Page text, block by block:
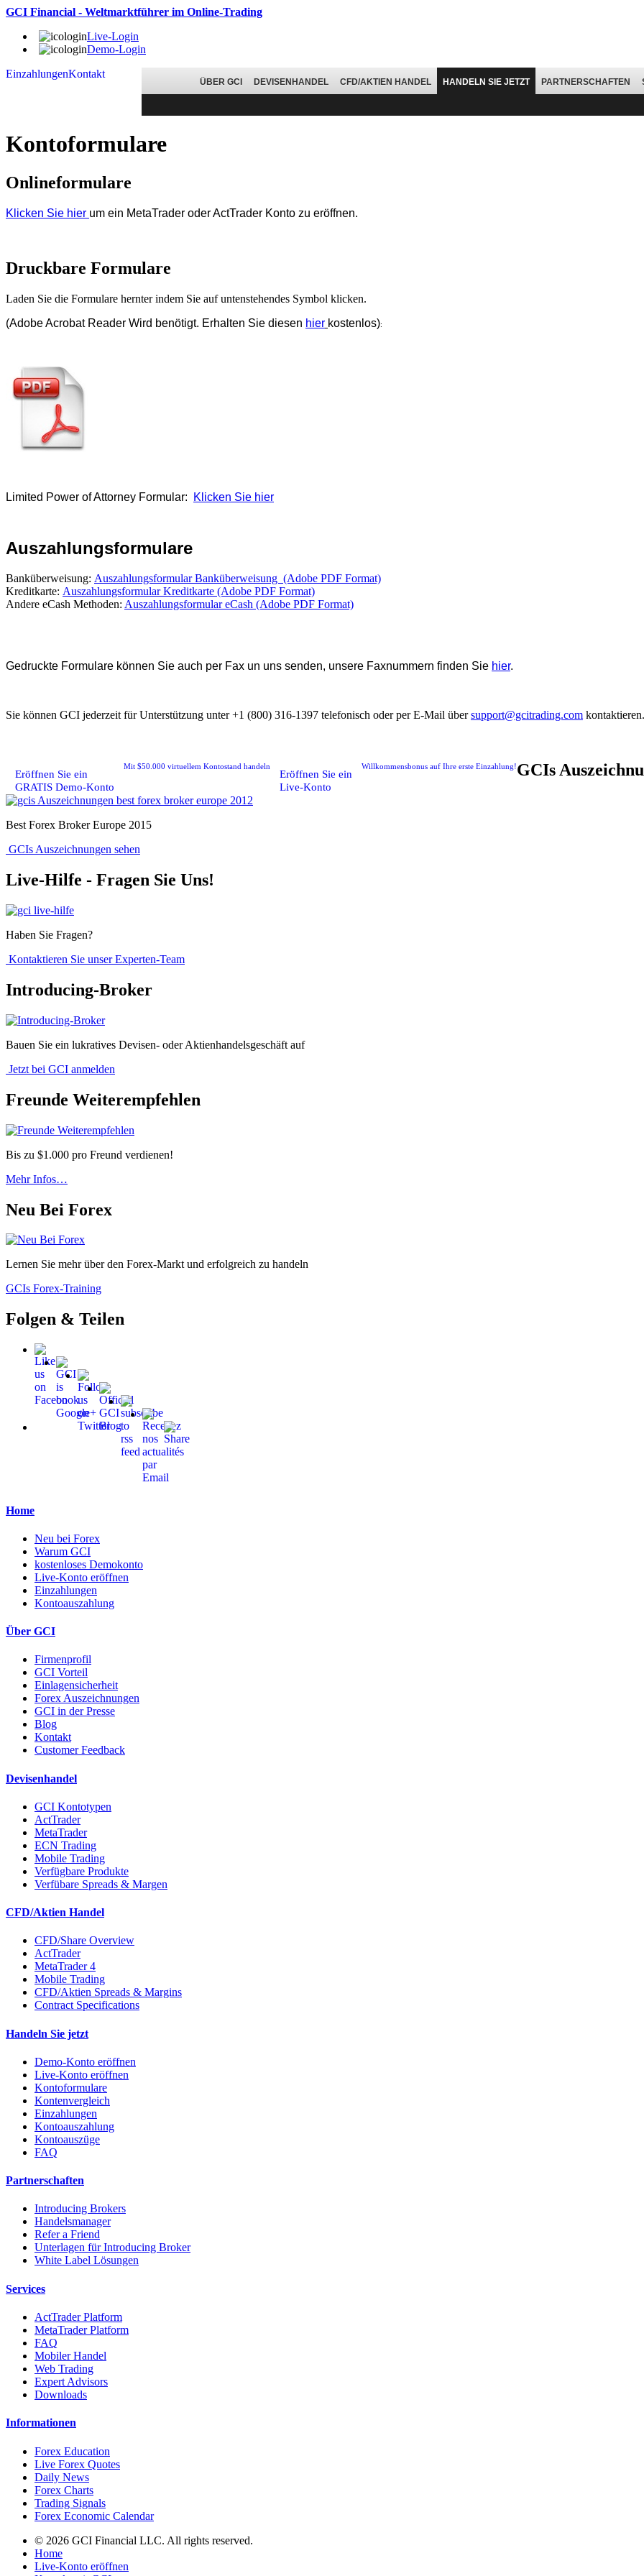
GCI Financial - Weltmarktführer im Online-Trading
Live-Login
Demo-Login
EinzahlungenKontakt
ÜBER GCI DEVISENHANDEL CFD/AKTIEN HANDEL HANDELN SIE JETZT PARTNERSCHAFTEN
Kontoformulare
Onlineformulare
Klicken Sie hier um ein MetaTrader oder ActTrader Konto zu eröffnen.
Druckbare Formulare
Laden Sie die Formulare hernter indem Sie auf untenstehendes Symbol klicken.
(Adobe Acrobat Reader Wird benötigt. Erhalten Sie diesen hier kostenlos):
Limited Power of Attorney Formular: Klicken Sie hier
Auszahlungsformulare
Banküberweisung: Auszahlungsformular Banküberweisung (Adobe PDF Format)
Kreditkarte: Auszahlungsformular Kreditkarte (Adobe PDF Format)
Andere eCash Methoden: Auszahlungsformular eCash (Adobe PDF Format)
Gedruckte Formulare können Sie auch per Fax un uns senden, unsere Faxnummern finden Sie hier.
Sie können GCI jederzeit für Unterstützung unter +1 (800) 316-1397 telefonisch oder per E-Mail übersupport@gcitrading.com kontaktieren.
Eröffnen Sie ein
GRATIS Demo-Konto
Mit $50.000 virtuellem Kontostand handeln
Eröffnen Sie ein
Live-Konto
Willkommensbonus auf Ihre erste Einzahlung!GCIs
Best Forex Broker Europe 2015
GCIs Auszeichnungen sehen
Live-Hilfe - Fragen Sie Uns!
Haben Sie Fragen?
Kontaktieren Sie unser Experten-Team
Introducing-Broker
Bauen Sie ein lukratives Devisen- oder Aktienhandelsgeschäft auf
Jetzt bei GCI anmelden
Freunde Weiterempfehlen
Bis zu $1.000 pro Freund verdienen!
Mehr Infos…
Neu Bei Forex
Lernen Sie mehr über den Forex-Markt und erfolgreich zu handeln
GCIs Forex-Training
Folgen & Teilen
Home
Neu bei Forex
Warum GCI
kostenloses Demokonto
Live-Konto eröffnen
Einzahlungen
Kontoauszahlung
Über GCI
Firmenprofil
GCI Vorteil
Einlagensicherheit
Forex Auszeichnungen
GCI in der Presse
Blog
Kontakt
Customer Feedback
Devisenhandel
GCI Kontotypen
ActTrader
MetaTrader
ECN Trading
Mobile Trading
Verfügbare Produkte
Verfübare Spreads & Margen
CFD/Aktien Handel
CFD/Share Overview
ActTrader
MetaTrader 4
Mobile Trading
CFD/Aktien Spreads & Margins
Contract Specifications
Handeln Sie jetzt
Demo-Konto eröffnen
Live-Konto eröffnen
Kontoformulare
Kontenvergleich
Einzahlungen
Kontoauszahlung
Kontoauszüge
FAQ
Partnerschaften
Introducing Brokers
Handelsmanager
Refer a Friend
Unterlagen für Introducing Broker
White Label Lösungen
Services
ActTrader Platform
MetaTrader Platform
FAQ
Mobiler Handel
Web Trading
Expert Advisors
Downloads
Informationen
Forex Education
Live Forex Quotes
Daily News
Forex Charts
Trading Signals
Forex Economic Calendar
© 2026 GCI Financial LLC. All rights reserved.
Home
Live-Konto eröffnen